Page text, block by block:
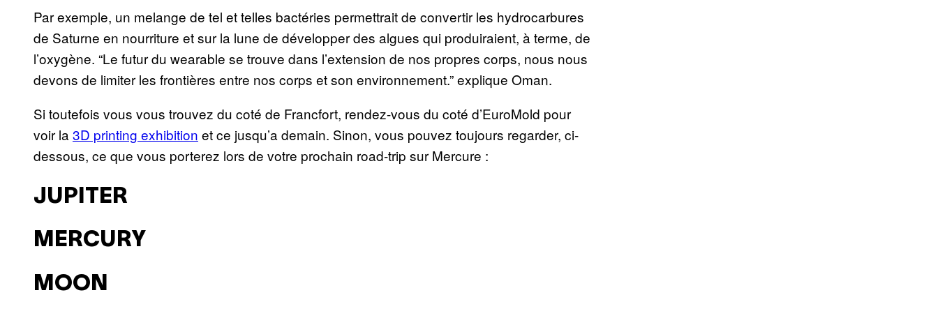
Par exemple, un melange de tel et telles bactéries permettrait de convertir les hydrocarbures
de Saturne en nourriture et sur la lune de développer des algues qui produiraient, à terme, de
l’oxygène. “Le futur du wearable se trouve dans l’extension de nos propres corps, nous nous
devons de limiter les frontières entre nos corps et son environnement.” explique Oman.
Si toutefois vous vous trouvez du coté de Francfort, rendez-vous du coté d’EuroMold pour
voir la 3D printing exhibition et ce jusqu’a demain. Sinon, vous pouvez toujours regarder, ci-
dessous, ce que vous porterez lors de votre prochain road-trip sur Mercure :
JUPITER
MERCURY
MOON